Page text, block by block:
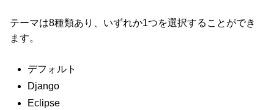
テーマは8種類あり、いずれか1つを選択することができ
ます。
デフォルト
Django
Eclipse